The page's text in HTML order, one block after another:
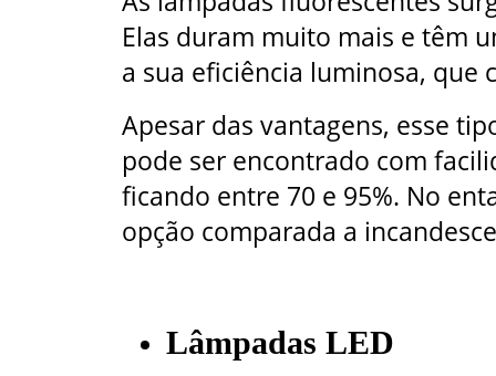
Elas duram muito mais e têm
a sua eficiência luminosa, que
Apesar das vantagens, esse
pode ser encontrado com
ficando entre 70 e 95%. No
opção comparada a
Lâmpadas LED